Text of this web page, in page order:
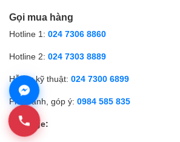
Gọi mua hàng
Hotline 1: 024 7306 8860
Hotline 2: 024 7303 8889
Hỗ trợ kỹ thuật: 024 7300 6899
Phản ánh, góp ý: 0984 585 835
Fanpage: